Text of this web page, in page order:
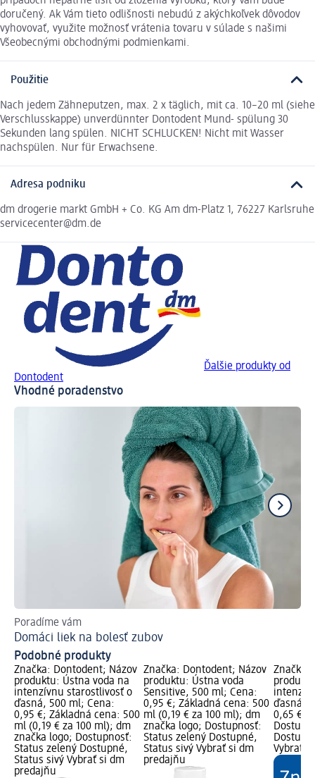
doručený. Ak Vám tieto odlišnosti nebudú z akýchkoľvek dôvodov
vyhovovať, využite možnosť vrátenia tovaru v súlade s našimi
Všeobecnými obchodnými podmienkami.
Použitie
Nach jedem Zähneputzen, max. 2 x täglich, mit ca. 10–20 ml (siehe
Verschlusskappe) unverdünnter Dontodent Mund- spülung 30
Sekunden lang spülen. NICHT SCHLUCKEN! Nicht mit Wasser
nachspülen. Nur für Erwachsene.
Adresa podniku
dm drogerie markt GmbH + Co. KG Am dm-Platz 1, 76227 Karlsruhe
servicecenter@dm.de
Ďalšie produkty od
Dontodent
Vhodné poradenstvo
Poradíme vám
Domáci liek na bolesť zubov
Podobné produkty
Značka: Dontodent; Názov
produktu: Ústna voda na
intenzívnu starostlivosť o
ďasná, 500 ml; Cena:
0,95 €; Základná cena: 500
ml (0,19 € za 100 ml); dm
značka logo; Dostupnosť:
Status zelený Dostupné,
Status sivý Vybrať si dm
predajňu
Značka: Dontodent; Názov
produktu: Ústna voda
Sensitive, 500 ml; Cena:
0,95 €; Základná cena: 500
ml (0,19 € za 100 ml); dm
značka logo; Dostupnosť:
Status zelený Dostupné,
Status sivý Vybrať si dm
predajňu
Značka:
ďasná,
0,65 €;
Vybrať